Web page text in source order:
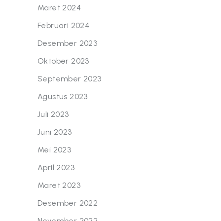
Maret 2024
Februari 2024
Desember 2023
Oktober 2023
September 2023
Agustus 2023
Juli 2023
Juni 2023
Mei 2023
April 2023
Maret 2023
Desember 2022